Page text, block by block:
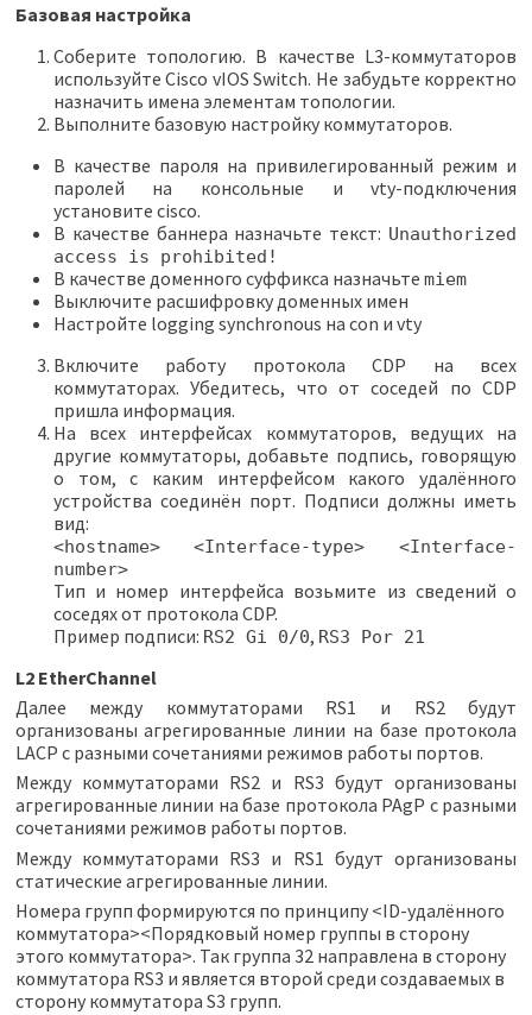
Базовая настройка
Соберите топологию. В качестве L3-коммутаторов
используйте Cisco vIOS Switch. Не забудьте корректно
назначить имена элементам топологии.
Выполните базовую настройку коммутаторов.
В качестве пароля на привилегированный режим и
паролей на консольные и vty-подключения
установите cisco.
В качестве баннера назначьте текст: Unauthorized
access is prohibited!
В качестве доменного суффикса назначьте miem
Выключите расшифровку доменных имен
Настройте logging synchronous на con и vty
Включите работу протокола CDP на всех
коммутаторах. Убедитесь, что от соседей по CDP
пришла информация.
На всех интерфейсах коммутаторов, ведущих на
другие коммутаторы, добавьте подпись, говорящую
о том, с каким интерфейсом какого удалённого
устройства соединён порт. Подписи должны иметь
вид:
<hostname> <Interface-type> <Interface-
number>
Тип и номер интерфейса возьмите из сведений о
соседях от протокола CDP.
Пример подписи: RS2 Gi 0/0, RS3 Por 21
L2 EtherChannel
Далее между коммутаторами RS1 и RS2 будут
организованы агрегированные линии на базе протокола
LACP с разными сочетаниями режимов работы портов.
Между коммутаторами RS2 и RS3 будут организованы
агрегированные линии на базе протокола PAgP с разными
сочетаниями режимов работы портов.
Между коммутаторами RS3 и RS1 будут организованы
статические агрегированные линии.
Номера групп формируются по принципу <ID-удалённого
коммутатора><Порядковый номер группы в сторону
этого коммутатора>. Так группа 32 направлена в сторону
коммутатора RS3 и является второй среди создаваемых в
сторону коммутатора S3 групп.